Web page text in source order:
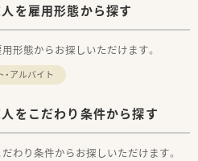
を雇用形態から探す
形態からお探しいただけます。
・アルバイト
をこだわり条件から探す
わり条件からお探しいただけます。